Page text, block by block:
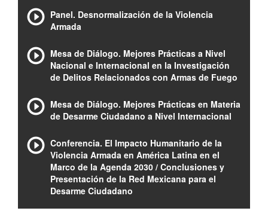
Panel. Desnormalización de la Violencia
Armada
Mesa de Diálogo. Mejores Prácticas a Nivel
Nacional e Internacional en la Investigación
de Delitos Relacionados con Armas de Fuego
Mesa de Diálogo. Mejores Prácticas en Materia
de Desarme Ciudadano a Nivel Internacional
Conferencia. El Impacto Humanitario de la
Violencia Armada en América Latina en el
Marco de la Agenda 2030 / Conclusiones y
Presentación de la Red Mexicana para el
Desarme Ciudadano